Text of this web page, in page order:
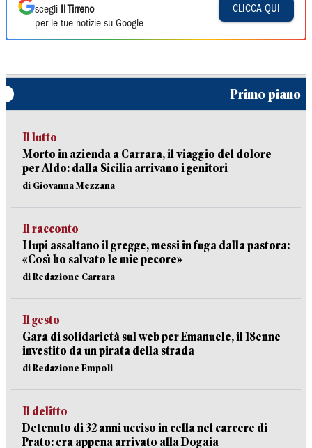
scegli
Il Tirreno
per le tue notizie su Google
CLICCA QUI
Primo piano
Il lutto
Morto in azienda a Carrara, il viaggio del dolore
per Aldo: dalla Sicilia arrivano i genitori
di Giovanna Mezzana
Il racconto
I lupi assaltano il gregge, messi in fuga dalla pastora:
«Così ho salvato le mie pecore»
di Redazione Carrara
Il gesto
Gara di solidarietà sul web per Emanuele, il 18enne
investito da un pirata della strada
di Redazione Empoli
Il delitto
Detenuto di 32 anni ucciso in cella nel carcere di
Prato: era appena arrivato alla Dogaia